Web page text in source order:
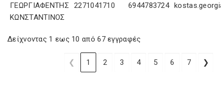
ΓΕΩΡΓΙΑΦΕΝΤΗΣ
ΚΩΝΣΤΑΝΤΙΝΟΣ
2271041710 6944783724
Δείχνοντας 1 εως 10 από 67 εγγραφές
❮ 1 2 3 4 5 6 7 ❯